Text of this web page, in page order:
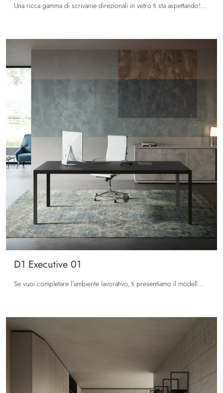
Una ricca gamma di scrivanie direzionali in vetro ti sta aspettando! Il modello D1 Executive 02 di Colombini Office ti sta aspettando!
D1 Executive 01
Se vuoi completare l'ambiente lavorativo, ti presentiamo il modello D1 Executive 01 di Colombini Office tra differenti soluzioni di scrivanie ...